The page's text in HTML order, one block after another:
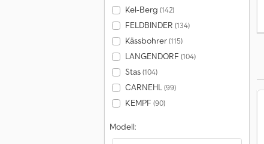
Kel-Berg (142)
FELDBINDER (134)
Kässbohrer(115)
LANGENDORF (104)
Stas(104)
CARNEHL(99)
KEMPF (90)
Modell: